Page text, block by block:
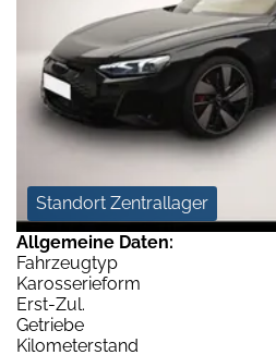
Standort Zentrallager
Allgemeine Daten:
Fahrzeugtyp
Karosserieform
Erst-Zul.
Getriebe
Kilometerstand